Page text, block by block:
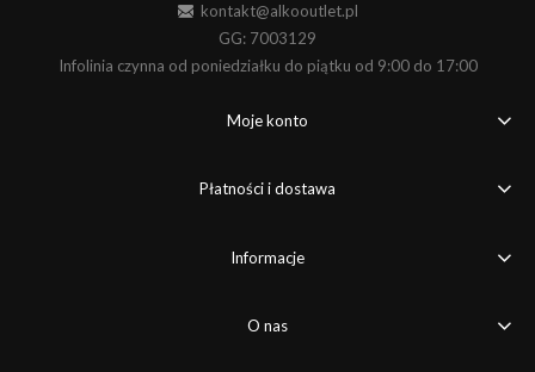
kontakt@alkooutlet.pl
GG: 7003129
Infolinia czynna od poniedziałku do piątku od 9:00 do 17:00
Moje konto
Płatności i dostawa
Informacje
O nas